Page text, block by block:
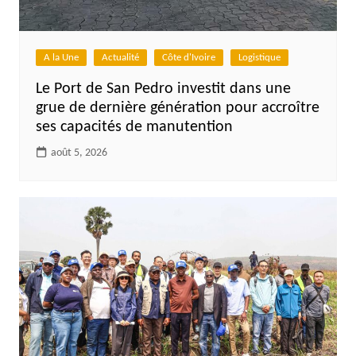
A la Une Actualité Côte d'Ivoire Logistique
Le Port de San Pedro investit dans une
grue de dernière génération pour accroître
ses capacités de manutention
août 5, 2026